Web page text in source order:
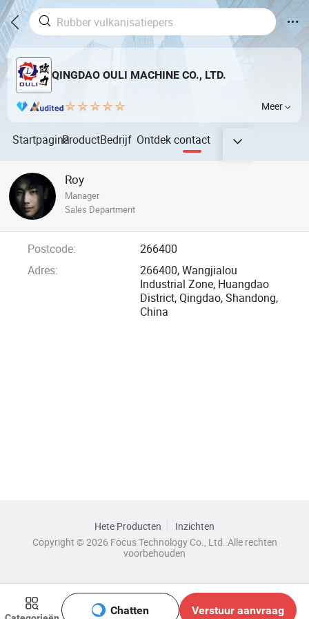
QINGDAO OULI MACHINE CO., LTD.
Meer
StartpaginaProductBedrijf Ontdekcontact
Chatten Verstuur aanvraag
Roy
Manager
Sales Department
Postcode:
266400
Adres:
266400, Wangjialou
Industrial Zone, Huangdao
District, Qingdao, Shandong,
China
Hete Producten
Inzichten
Copyright © 2026 Focus Technology Co., Ltd. Alle rechten
voorbehouden